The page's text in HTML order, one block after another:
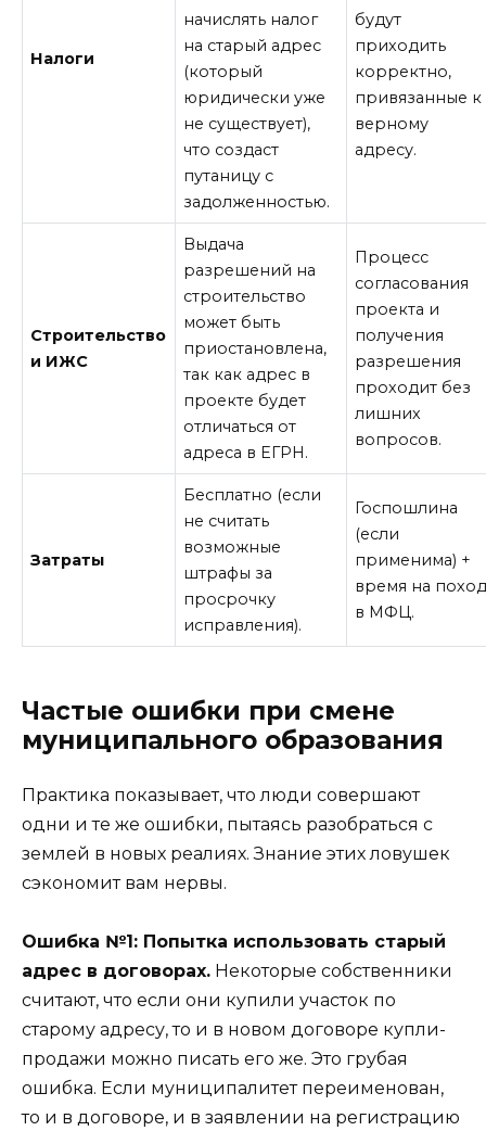
Налоги
начислять налог
на старый адрес
(который
юридически уже
не существует),
что создаст
путаницу с
задолженностью.
будут
приходить
корректно,
привязанные к
верному
адресу.
Строительство
и ИЖС
Выдача
разрешений на
строительство
может быть
приостановлена,
так как адрес в
проекте будет
отличаться от
адреса в ЕГРН.
Процесс
согласования
проекта и
получения
разрешения
проходит без
лишних
вопросов.
Затраты
Бесплатно (если
не считать
возможные
штрафы за
просрочку
исправления).
Госпошлина
(если
применима) +
время на
в МФЦ.
Частые ошибки при смене
муниципального образования
Практика показывает, что люди совершают
одни и те же ошибки, пытаясь разобраться с
землей в новых реалиях. Знание этих ловушек
сэкономит вам нервы.
Ошибка №1: Попытка использовать старый
адрес в договорах. Некоторые собственники
считают, что если они купили участок по
старому адресу, то и в новом договоре купли-
продажи можно писать его же. Это грубая
ошибка. Если муниципалитет переименован,
то и в договоре, и в заявлении на регистрацию